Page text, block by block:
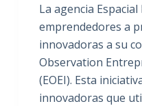
La agencia
emprendedores a
innovadoras a su
Observation
(EOEI). Esta
innovadoras que